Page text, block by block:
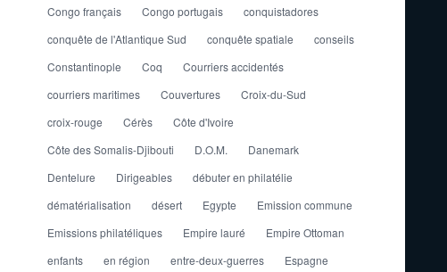
Congo français
Congo portugais
conquistadores
conquête de l'Atlantique Sud
conquête spatiale
conseils
Constantinople
Coq
Courriers accidentés
courriers maritimes
Couvertures
Croix-du-Sud
croix-rouge
Cérès
Côte d'Ivoire
Côte des Somalis-Djibouti
D.O.M.
Danemark
Dentelure
Dirigeables
débuter en philatélie
dématérialisation
désert Egypte
Emission commune
Emissions philatéliques
Empire lauré
Empire Ottoman
enfants
en région entre-deux-guerres
Espagne